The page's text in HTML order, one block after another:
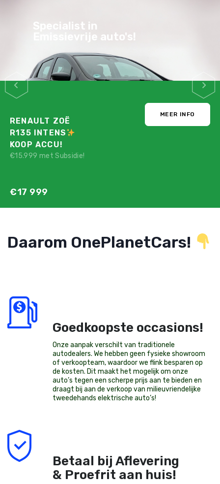
Specialist in
Emissievrije auto's!
RENAULT ZOË
R135 INTENS
KOOP ACCU!
€15.999 met Subsidie!
€17 999
MEER INFO
Daarom OnePlanetCars!
Goedkoopste occasions!
Onze aanpak verschilt van traditionele
autodealers. We hebben geen fysieke showroom
of verkoopteam, waardoor we flink besparen op
de kosten. Dit maakt het mogelijk om onze
auto’s tegen een scherpe prijs aan te bieden en
draagt bij aan de verkoop van milieuvriendelijke
tweedehands elektrische auto’s!
Betaal bij Aflevering
& Proefrit aan huis!